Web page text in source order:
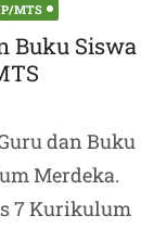
MTS
Buku Siswa
dan Buku
Merdeka.
7 Kurikulum